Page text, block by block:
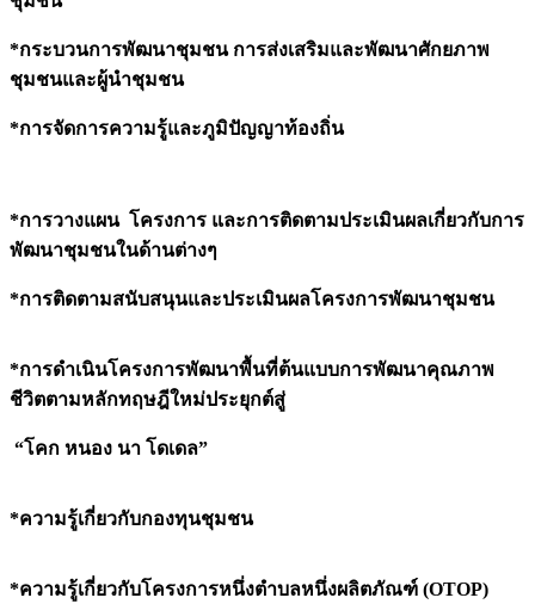
*กระบวนการพัฒนาชุมชน การส่งเสริมและพัฒนาศักยภาพ
ชุมชนและผู้นำชุมชน
*การจัดการความรู้และภูมิปัญญาท้องถิ่น
*การวางแผน โครงการ และการติดตามประเมินผลเกี่ยวกับการ
พัฒนาชุมชนในด้านต่างๆ
*การติดตามสนับสนุนและประเมินผลโครงการพัฒนาชุมชน
*การดำเนินโครงการพัฒนาพื้นที่ต้นแบบการพัฒนาคุณภาพ
ชีวิตตามหลักทฤษฎีใหม่ประยุกต์สู่
“โคก หนอง นา โดเดล”
*ความรู้เกี่ยวกับกองทุนชุมชน
*ความรู้เกี่ยวกับโครงการหนึ่งตำบลหนึ่งผลิตภัณฑ์ (OTOP)